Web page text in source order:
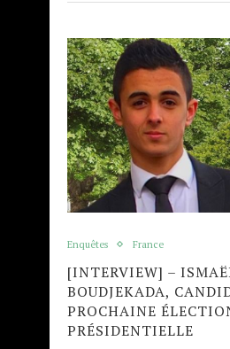
Enquêtes France
[INTERVIEW] –
BOUDJEKADA,
PROCHAINE
PRÉSIDENTIELLE